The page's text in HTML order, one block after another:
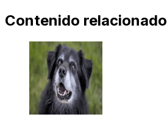
Contenido relacionado